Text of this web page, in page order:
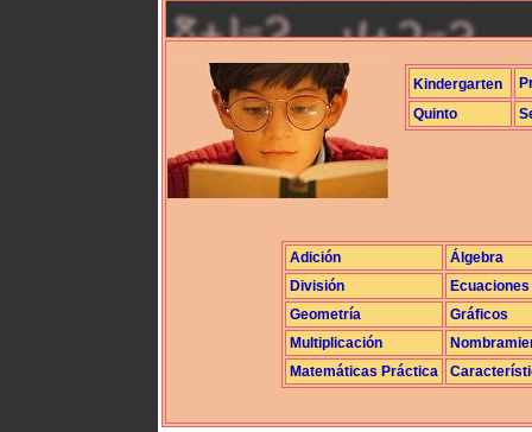
Kindergarten
Quinto
Adición
Álgebra
División
Ecuaciones
Geometría
Gráficos
Multiplicación
Matemáticas Práctica